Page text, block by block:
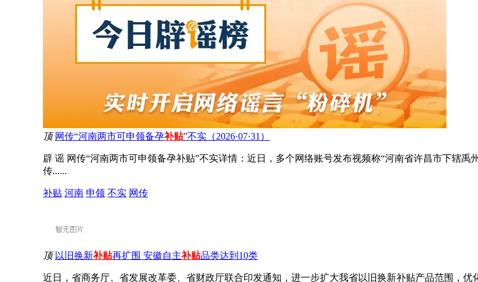
顶 网传“河南两市可申领备孕补贴”不实（2026·07·31）
辟 谣 网传“河南两市可申领备孕补贴”不实详情：近日，多个网络账号发布视频称“河南省许昌市下辖
传......
补贴 河南 申领 不实 网传
顶 以旧换新补贴再扩围 安徽自主补贴品类达到10类
近日，省商务厅、省发展改革委、省财政厅联合印发通知，进一步扩大我省以旧换新补贴产品范围，